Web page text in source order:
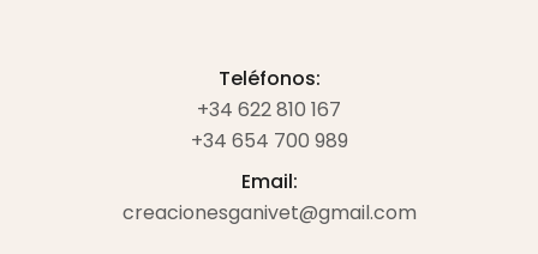
Teléfonos:
+34 622 810 167
+34 654 700 989
Email:
creacionesganivet@gmail.com